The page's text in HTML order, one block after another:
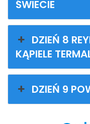
ŚWIECIE
DZIEŃ 8
KĄPIELE
DZIEŃ 9